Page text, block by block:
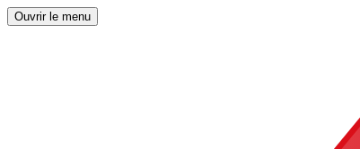
Ouvrir le menu